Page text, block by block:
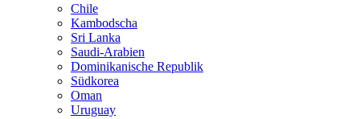
Chile
Kambodscha
Sri Lanka
Saudi-Arabien
Dominikanische Republik
Südkorea
Oman
Uruguay